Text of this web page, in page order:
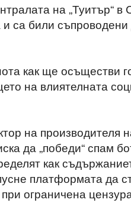
на „Туитър“
са били съпроводени
как ще осъществи
на влиятелната
на производителя
да „победи“ спам
как
платформата да
ограничена